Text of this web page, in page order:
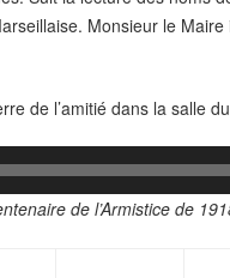
Monsieur le
de l’amitié dans la salle
de l’Armistice de